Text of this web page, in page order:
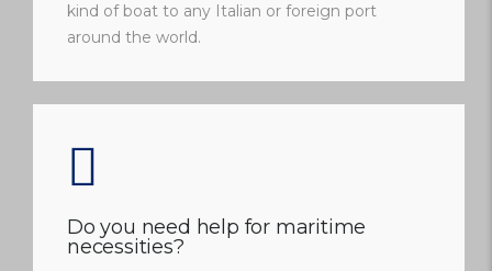
kind of boat to any Italian or foreign port
around the world.
Do you need help for maritime
necessities?